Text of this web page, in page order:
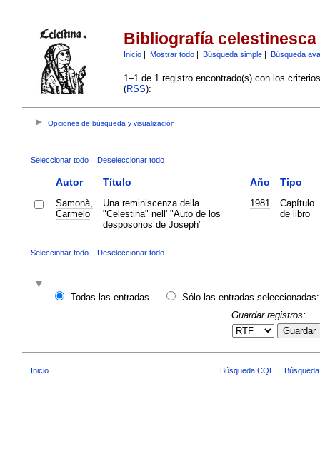
Bibliografía celestinesca
Inicio| Mostrar todo| Búsqueda simple| Búsqueda
1–1 de 1 registro encontrado(s) con los
(RSS):
Opciones de búsqueda y visualización
Seleccionar todo Deseleccionar todo
Autor Título Año Tipo
Samonà,
Carmelo
Una reminiscenza della
"Celestina" nell' "Auto de los
desposorios de Joseph"
1981
Capítulo
de libro
Seleccionar todo Deseleccionar todo
Todas las entradas
Sólo las entradas seleccionadas:
Guardar registros:
Guardar
Inicio Búsqueda CQL